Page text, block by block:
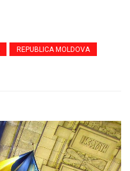
REPUBLICA MOLDOVA